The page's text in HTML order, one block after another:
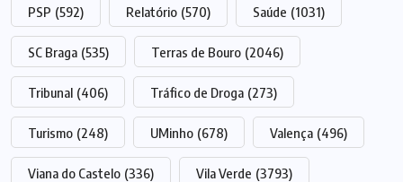
PSP (592) Relatório (570) Saúde (1031)
SC Braga (535) Terras de Bouro (2046)
Tribunal (406) Tráfico de Droga (273)
Turismo (248) UMinho (678) Valença (496)
Viana do Castelo (336) Vila Verde (3793)